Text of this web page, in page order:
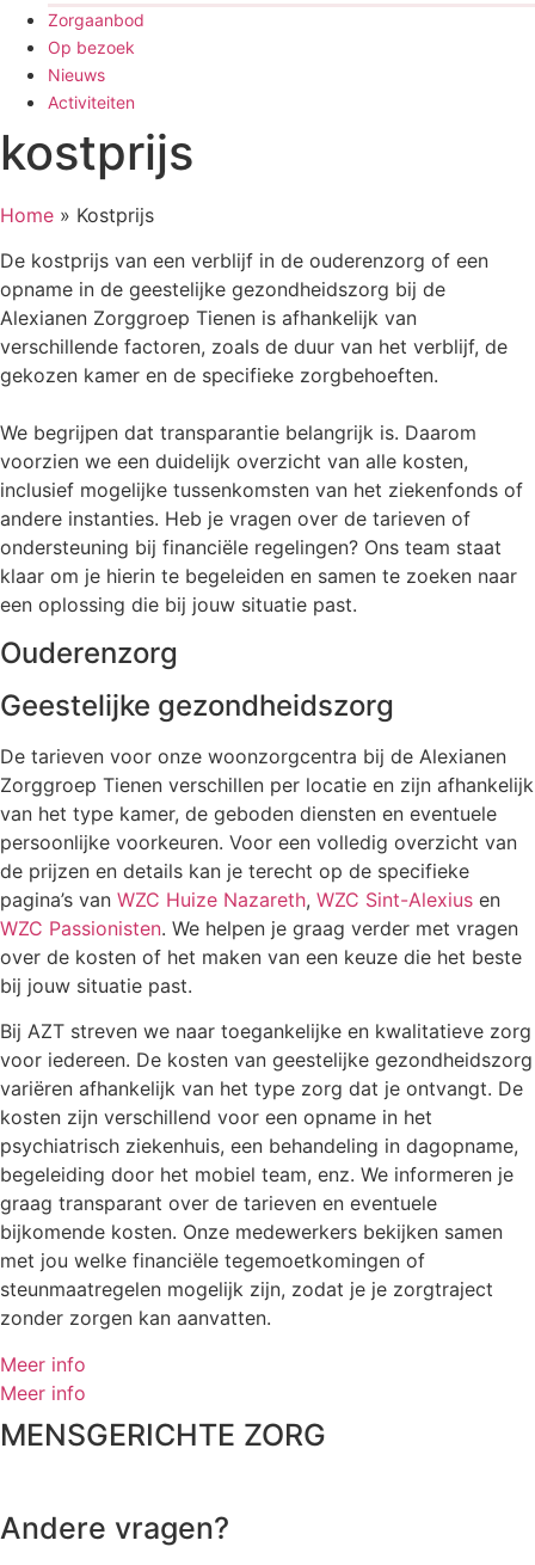
Zorgaanbod
Op bezoek
Nieuws
Activiteiten
kostprijs
Home » Kostprijs
De kostprijs van een verblijf in de ouderenzorg of een
opname in de geestelijke gezondheidszorg bij de
Alexianen Zorggroep Tienen is afhankelijk van
verschillende factoren, zoals de duur van het verblijf, de
gekozen kamer en de specifieke zorgbehoeften.
We begrijpen dat transparantie belangrijk is. Daarom
voorzien we een duidelijk overzicht van alle kosten,
inclusief mogelijke tussenkomsten van het ziekenfonds of
andere instanties. Heb je vragen over de tarieven of
ondersteuning bij financiële regelingen? Ons team staat
klaar om je hierin te begeleiden en samen te zoeken naar
een oplossing die bij jouw situatie past.
Ouderenzorg
Geestelijke gezondheidszorg
De tarieven voor onze woonzorgcentra bij de Alexianen
Zorggroep Tienen verschillen per locatie en zijn afhankelijk
van het type kamer, de geboden diensten en eventuele
persoonlijke voorkeuren. Voor een volledig overzicht van
de prijzen en details kan je terecht op de specifieke
pagina’s van WZC Huize Nazareth, WZC Sint-Alexius en
WZC Passionisten. We helpen je graag verder met vragen
over de kosten of het maken van een keuze die het beste
bij jouw situatie past.
Bij AZT streven we naar toegankelijke en kwalitatieve zorg
voor iedereen. De kosten van geestelijke gezondheidszorg
variëren afhankelijk van het type zorg dat je ontvangt. De
kosten zijn verschillend voor een opname in het
psychiatrisch ziekenhuis, een behandeling in dagopname,
begeleiding door het mobiel team, enz. We informeren je
graag transparant over de tarieven en eventuele
bijkomende kosten. Onze medewerkers bekijken samen
met jou welke financiële tegemoetkomingen of
steunmaatregelen mogelijk zijn, zodat je je zorgtraject
zonder zorgen kan aanvatten.
Meer info
Meer info
MENSGERICHTE ZORG
Andere vragen?